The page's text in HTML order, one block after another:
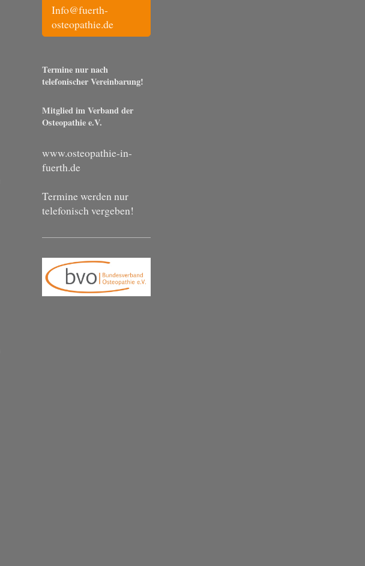
Info@fuerth-
osteopathie.de
Termine nur nach
telefonischer Vereinbarung!
Mitglied im Verband der
Osteopathie e.V.
www.osteopathie-in-
fuerth.de
Termine werden nur
telefonisch vergeben!